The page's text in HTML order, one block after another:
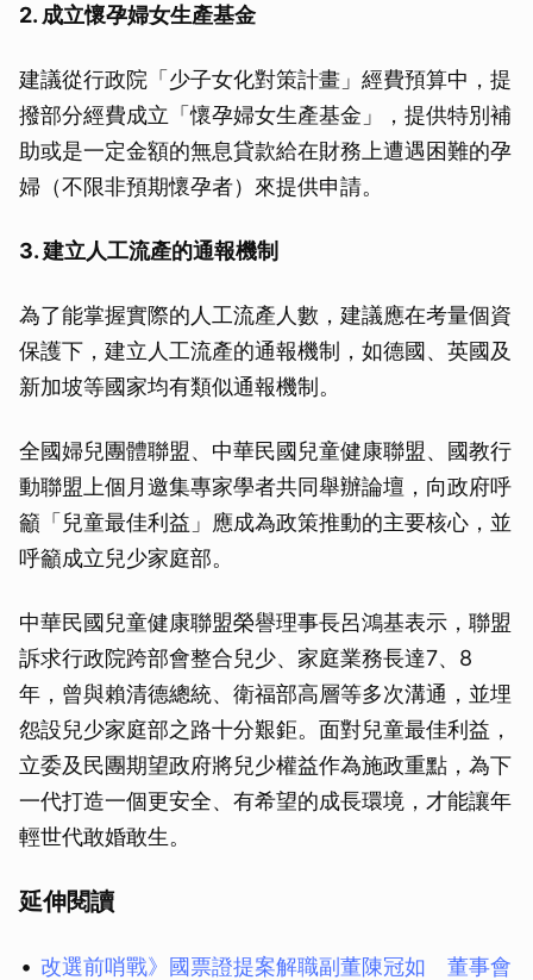
2. 成立懷孕婦女生產基金
建議從行政院「少子女化對策計畫」經費預算中，提
撥部分經費成立「懷孕婦女生產基金」，提供特別補
助或是一定金額的無息貸款給在財務上遭遇困難的孕
婦（不限非預期懷孕者）來提供申請。
3. 建立人工流產的通報機制
為了能掌握實際的人工流產人數，建議應在考量個資
保護下，建立人工流產的通報機制，如德國、英國及
新加坡等國家均有類似通報機制。
全國婦兒團體聯盟、中華民國兒童健康聯盟、國教行
動聯盟上個月邀集專家學者共同舉辦論壇，向政府呼
籲「兒童最佳利益」應成為政策推動的主要核心，並
呼籲成立兒少家庭部。
中華民國兒童健康聯盟榮譽理事長呂鴻基表示，聯盟
訴求行政院跨部會整合兒少、家庭業務長達7、8
年，曾與賴清德總統、衛福部高層等多次溝通，並埋
怨設兒少家庭部之路十分艱鉅。面對兒童最佳利益，
立委及民團期望政府將兒少權益作為施政重點，為下
一代打造一個更安全、有希望的成長環境，才能讓年
輕世代敢婚敢生。
延伸閱讀
改選前哨戰》國票證提案解職副董陳冠如 董事會